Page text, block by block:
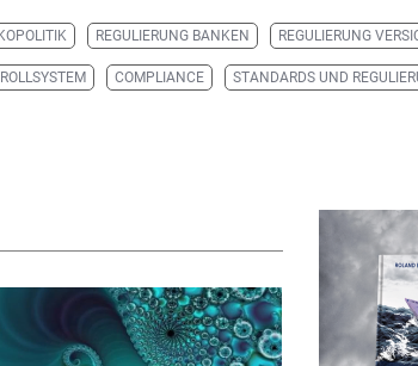
REGULIERUNG BANKEN REGULIERUNG
COMPLIANCE STANDARDS UND